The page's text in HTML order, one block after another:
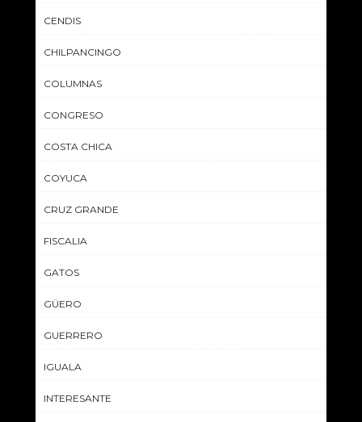
CENDIS
CHILPANCINGO
COLUMNAS
CONGRESO
COSTA CHICA
COYUCA
CRUZ GRANDE
FISCALIA
GATOS
GÜERO
GUERRERO
IGUALA
INTERESANTE